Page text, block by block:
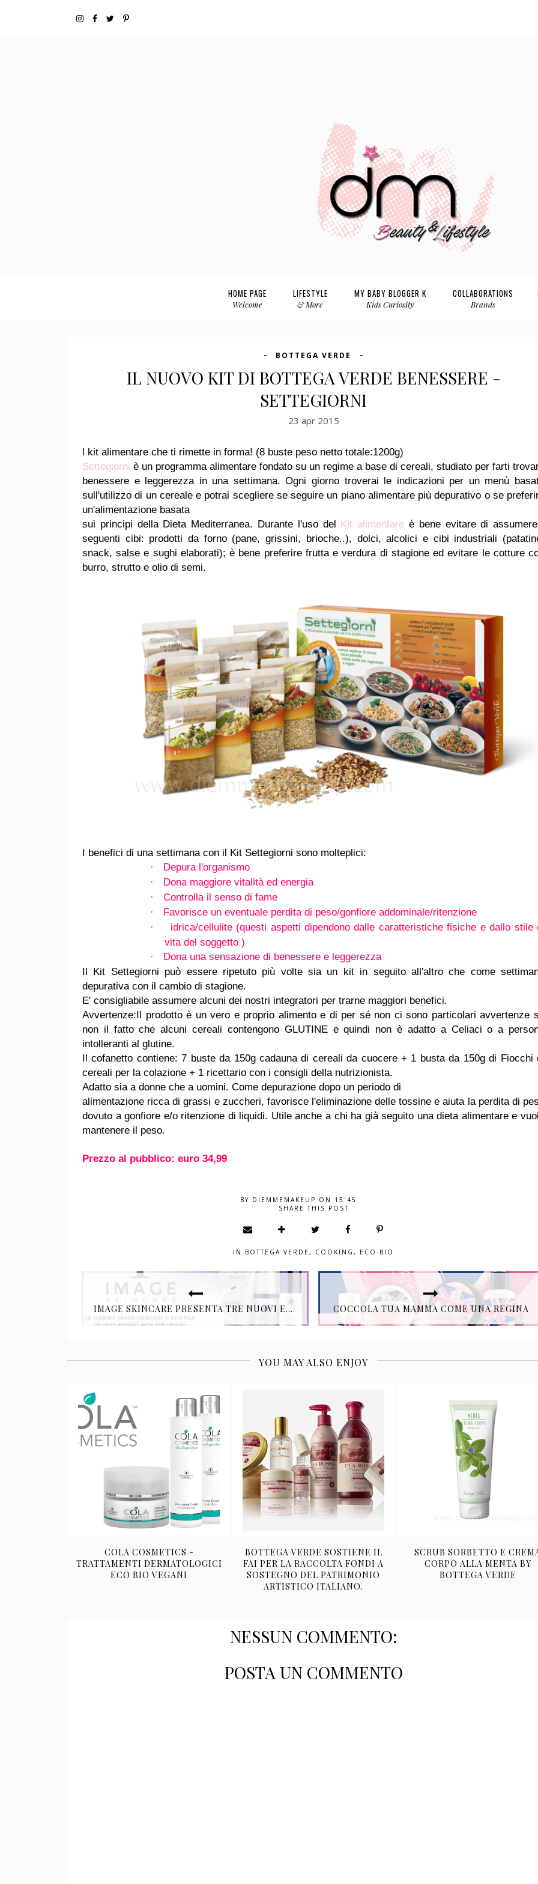
HOME PAGE
Welcome
LIFESTYLE
& More
MY BABY BLOGGER K
Kids Curiosity
COLLABORATIONS
Brands
BOTTEGA VERDE
IL NUOVO KIT DI BOTTEGA VERDE BENESSERE -
SETTEGIORNI
23 apr 2015
l kit alimentare che ti rimette in forma! (8 buste peso netto totale:1200g)
Settegiorni è un programma alimentare fondato su un regime a base di cereali, studiato per farti
benessere e leggerezza in una settimana. Ogni giorno troverai le indicazioni per un menù
sull'utilizzo di un cereale e potrai scegliere se seguire un piano alimentare più depurativo o se
un'alimentazione basata
sui principi della Dieta Mediterranea. Durante l'uso del Kit alimentare è bene evitare di
seguenti cibi: prodotti da forno (pane, grissini, brioche..), dolci, alcolici e cibi industriali
snack, salse e sughi elaborati); è bene preferire frutta e verdura di stagione ed evitare le cotture
burro, strutto e olio di semi.
I benefici di una settimana con il Kit Settegiorni sono molteplici:
· Depura l'organismo
· Dona maggiore vitalità ed energia
· Controlla il senso di fame
· Favorisce un eventuale perdita di peso/gonfiore addominale/ritenzione
·
idrica/cellulite (questi aspetti dipendono dalle caratteristiche fisiche e dallo stile
vita del soggetto )
·
Dona una sensazione di benessere e leggerezza
Il Kit Settegiorni può essere ripetuto più volte sia un kit in seguito all'altro che come
depurativa con il cambio di stagione.
E' consigliabile assumere alcuni dei nostri integratori per trarne maggiori benefici.
Avvertenze:Il prodotto è un vero e proprio alimento e di per sé non ci sono particolari avvertenze
non il fatto che alcuni cereali contengono GLUTINE e quindi non è adatto a Celiaci o a
intolleranti al glutine.
Il cofanetto contiene: 7 buste da 150g cadauna di cereali da cuocere + 1 busta da 150g di Fiocchi
cereali per la colazione + 1 ricettario con i consigli della nutrizionista.
Adatto sia a donne che a uomini. Come depurazione dopo un periodo di
alimentazione ricca di grassi e zuccheri, favorisce l'eliminazione delle tossine e aiuta la perdita di
dovuto a gonfiore e/o ritenzione di liquidi. Utile anche a chi ha già seguito una dieta alimentare e
mantenere il peso.
Prezzo al pubblico: euro 34,99
BY DIEMMEMAKEUP ON 15:45
SHARE THIS POST
IN BOTTEGA VERDE , COOKING , ECO-BIO
IMAGE SKINCARE PRESENTA TRE NUOVI ESCLUSIVI PRODOTTI. COCCOLA TUA MAMMA COME UNA REGINA
YOU MAY ALSO ENJOY
COLA COSMETICS -
TRATTAMENTI DERMATOLOGICI
ECO BIO VEGANI
BOTTEGA VERDE SOSTIENE IL
FAI PER LA RACCOLTA FONDI A
SOSTEGNO DEL PATRIMONIO
ARTISTICO ITALIANO.
SCRUB SORBETTO E
CORPO ALLA MENTA BY
BOTTEGA VERDE
NESSUN COMMENTO:
POSTA UN COMMENTO